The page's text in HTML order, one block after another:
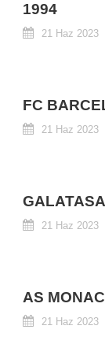
1994
21 Haz 2023
FC
21 Haz 2023
21 Haz 2023
AS
21 Haz 2023